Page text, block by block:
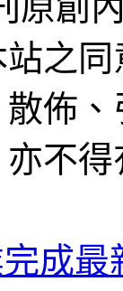
原創
之
佈
不
成最